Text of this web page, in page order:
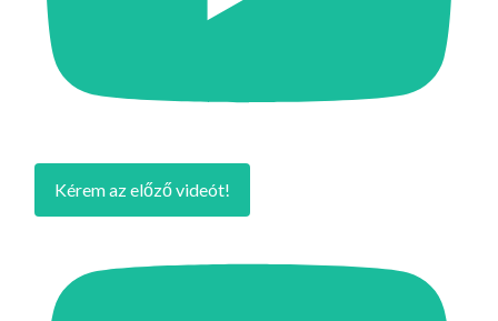
Kérem az előző videót!